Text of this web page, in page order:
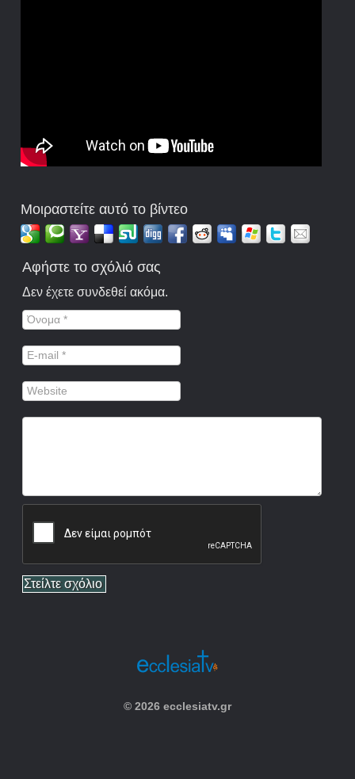
Μοιραστείτε αυτό το βίντεο
Αφήστε το σχόλιό σας
Δεν έχετε συνδεθεί ακόμα.
© 2026 ecclesiatv.gr